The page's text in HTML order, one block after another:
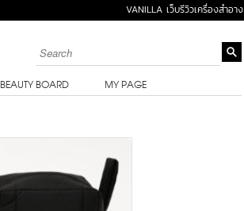
VANILLA เว็บรีวิวเครื่องสำอาง
BEAUTY BOARD MY PAGE